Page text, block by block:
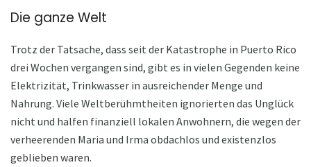
Die ganze Welt
Trotz der Tatsache, dass seit der Katastrophe in Puerto Rico
drei Wochen vergangen sind, gibt es in vielen Gegenden keine
Elektrizität, Trinkwasser in ausreichender Menge und
Nahrung. Viele Weltberühmtheiten ignorierten das Unglück
nicht und halfen finanziell lokalen Anwohnern, die wegen der
verheerenden Maria und Irma obdachlos und existenzlos
geblieben waren.